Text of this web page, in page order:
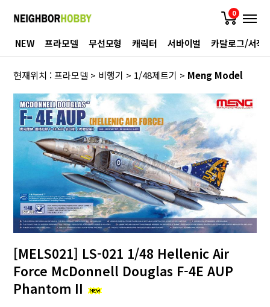
0
NEW 프라모델 무선모형 캐릭터 서바이벌 카탈로그/서적
현재위치 :프라모델 > 비행기 > 1/48제트기 > Meng Model
[MELS021] LS-021 1/48 Hellenic Air
Force McDonnell Douglas F-4E AUP
Phantom II